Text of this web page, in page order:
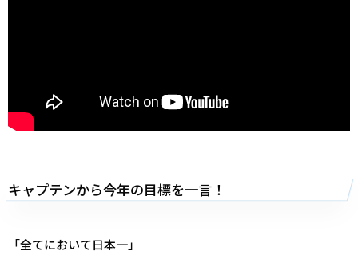
キャプテンから今年の目標を一言！
「全てにおいて日本一」